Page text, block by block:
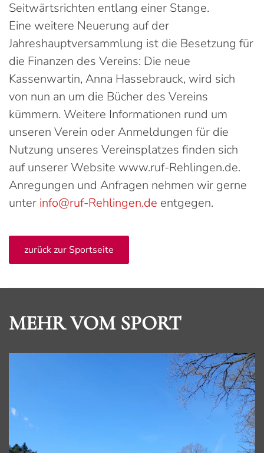
Seitwärtsrichten entlang einer Stange.
Eine weitere Neuerung auf der
Jahreshauptversammlung ist die Besetzung für
die Finanzen des Vereins: Die neue
Kassenwartin, Anna Hassebrauck, wird sich
von nun an um die Bücher des Vereins
kümmern. Weitere Informationen rund um
unseren Verein oder Anmeldungen für die
Nutzung unseres Vereinsplatzes finden sich
auf unserer Website www.ruf-Rehlingen.de.
Anregungen und Anfragen nehmen wir gerne
unter info@ruf-Rehlingen.de entgegen.
zurück zur Sportseite
MEHR VOM SPORT